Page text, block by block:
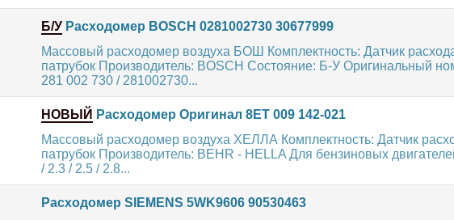
Б/У Расходомер BOSCH 0281002730 30677999
Массовый расходомер воздуха БОШ Комплектность: Датчик
патрубок Производитель: BOSCH Состояние: Б-У Оригинальный
281 002 730 / 281002730...
НОВЫЙ Расходомер Оригинал 8ET 009 142-021
Массовый расходомер воздуха ХЕЛЛА Комплектность: Датчик
патрубок Производитель: BEHR - HELLA Для бензиновых
/ 2.3 / 2.5 / 2.8...
Расходомер SIEMENS 5WK9606 90530463